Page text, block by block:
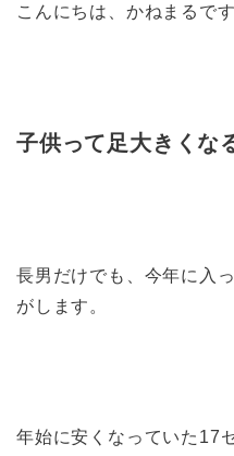
こんにちは、かねまるです
子供って足大きくな
長男だけでも、今年に入
がします。
年始に安くなっていた17